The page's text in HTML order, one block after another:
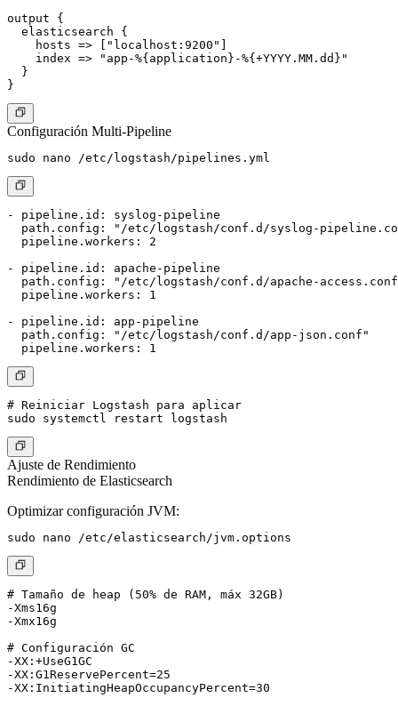
output {
  elasticsearch {
    hosts => ["localhost:9200"]
    index => "app-%{application}-%{+YYYY.MM.dd}"
  }
Configuración Multi-Pipeline
- pipeline.id: syslog-pipeline
path.config: "/etc/logstash/conf.d/syslog-
  pipeline.workers: 2
- pipeline.id: apache-pipeline
path.config: "/etc/logstash/conf.d/apache-
  pipeline.workers: 1
- pipeline.id: app-pipeline
  path.config: "/etc/logstash/conf.d/app-json.conf"
# Reiniciar Logstash para aplicar
Ajuste de Rendimiento
Rendimiento de Elasticsearch
Optimizar configuración JVM:
# Tamaño de heap (50% de RAM, máx 32GB)
-Xms16g
-Xmx16g
# Configuración GC
-XX:+UseG1GC
-XX:G1ReservePercent=25